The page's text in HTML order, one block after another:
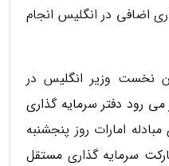
گذاری اضافی در انگلیس انجام
نخست وزیر انگلیس در
می رود دفتر سرمایه گذاری
امارات روز پنجشنبه
سرمایه گذاری مستقل